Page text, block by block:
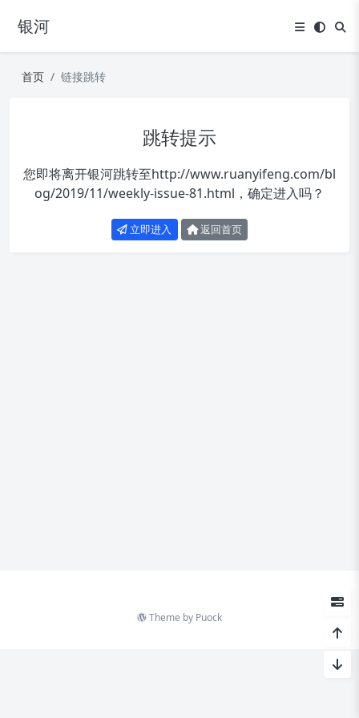
银河
首页 链接跳转
跳转提示
您即将离开银河跳转至http://www.ruanyifeng.com/bl
og/2019/11/weekly-issue-81.html ，确定进入吗？
立即进入 返回首页
Theme by Puock